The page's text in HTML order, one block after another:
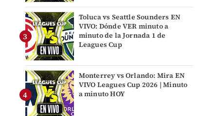
Toluca vs Seattle Sounders EN
VIVO: Dónde VER minuto a
minuto de la Jornada 1 de
Leagues Cup
Monterrey vs Orlando: Mira EN
VIVO Leagues Cup 2026 | Minuto
a minuto HOY